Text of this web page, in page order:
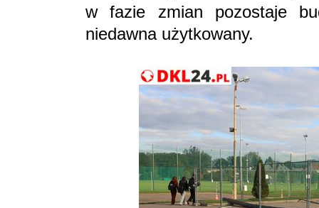
w fazie zmian pozostaje
niedawna użytkowany.